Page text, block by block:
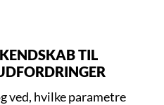
TIL
ved, hvilke parametre